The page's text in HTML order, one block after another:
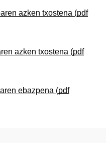
du)
azken txostena (pdf
du)
azken txostena (pdf
du)
ebazpena (pdf